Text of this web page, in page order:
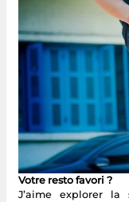
Votre resto favori ?
J’aime explorer la